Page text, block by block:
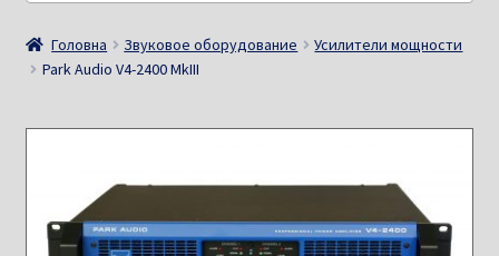
Контакти
Салон-магазин
Головна Звуковое оборудование
Усилители мощности
Park Audio V4-2400 MkIII